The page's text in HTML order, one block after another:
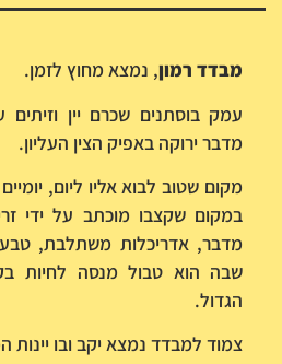
מבדד רמון, נמצא מחוץ לזמן.
עמק בוסתנים שכרם יין וזיתים
מדבר ירוקה באפיק הצין העליון.
מקום שטוב לבוא אליו ליום,
במקום שקצבו מוכתב על ידי
מדבר, אדריכלות משתלבת,
שבה הוא טבול מנסה לחיות
הגדול.
צמוד למבדד נמצא יקב ובו יינות